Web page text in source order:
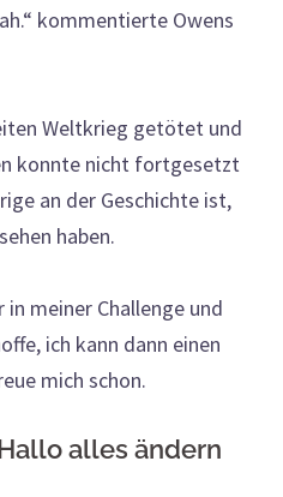
kommentierte Owens
Weltkrieg getötet und
konnte nicht fortgesetzt
an der Geschichte ist,
haben.
meiner Challenge und
ich kann dann einen
mich schon.
alles ändern